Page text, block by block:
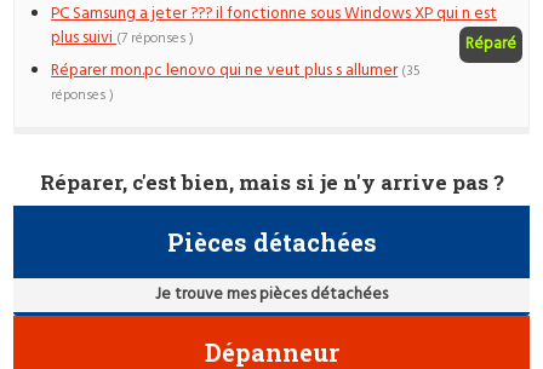
PC Samsung a jeter ??? il fonctionne sous Windows XP qui n est
plus suivi
Réparé
(7 réponses )
Réparer mon.pc lenovo qui ne veut plus s allumer (35
réponses )
Réparer, c'est bien, mais si je n'y arrive pas ?
Pièces détachées
Je trouve mes pièces détachées
Dépanneur